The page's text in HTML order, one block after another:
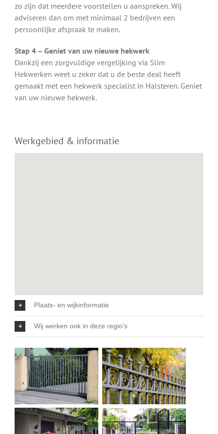
zo zijn dat meerdere voorstellen u aanspreken. Wij
adviseren dan om met minimaal 2 bedrijven een
persoonlijke afspraak te maken.
Stap 4 – Geniet van uw nieuwe hekwerk
Dankzij een zorgvuldige vergelijking via Slim
Hekwerken weet u zeker dat u de beste deal heeft
gemaakt met een hekwerk specialist in Halsteren. Geniet
van uw nieuwe hekwerk.
Werkgebied & informatie
Plaats- en wijkinformatie
Wij werken ook in deze regio's